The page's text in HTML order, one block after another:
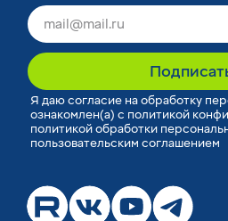
Я даю согласие на обработку
ознакомлен(а) с политикой
политикой обработки
пользовательским соглашением